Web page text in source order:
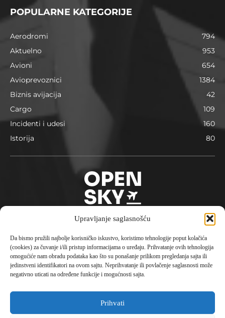
Upravljanje saglasnošću
Da bismo pružili najbolje korisničko iskustvo, koristimo tehnologije poput kolačića
(cookies) za čuvanje i/ili pristup informacijama o uređaju. Prihvatanje ovih tehnologija
omogućiće nam obradu podataka kao što su ponašanje prilikom pregledanja sajta ili
jedinstveni identifikatori na ovom sajtu. Neprihvatanje ili povlačenje saglasnosti može
negativno uticati na određene funkcije i mogućnosti sajta.
Prihvati
POPULARNE KATEGORIJE
Aerodromi
794
Aktuelno
953
Avioni
654
Avioprevoznici
1384
Biznis avijacija
42
Cargo
109
Incidenti i udesi
160
Istorija
80
O nama
Opensky je avio portal pokrenut 2023. godine sa
konceptom aktuelne i istorijske informacije, putovanja,